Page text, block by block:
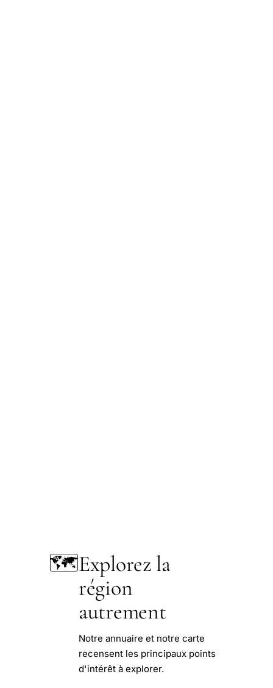
🗺️Explorez la
région
autrement
Notre annuaire et notre carte
recensent les principaux points
d'intérêt à explorer.